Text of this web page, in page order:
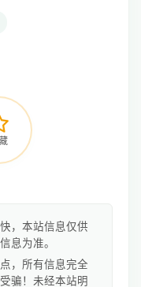
，本站信息仅供
息为准。
，所有信息完全
骗！未经本站明